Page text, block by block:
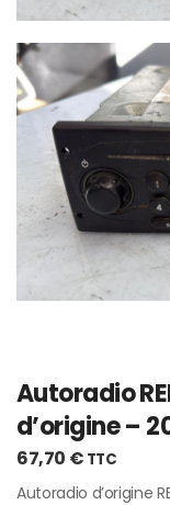
Autoradio
d’origine –
67,70 € TTC
Autoradio d’origine